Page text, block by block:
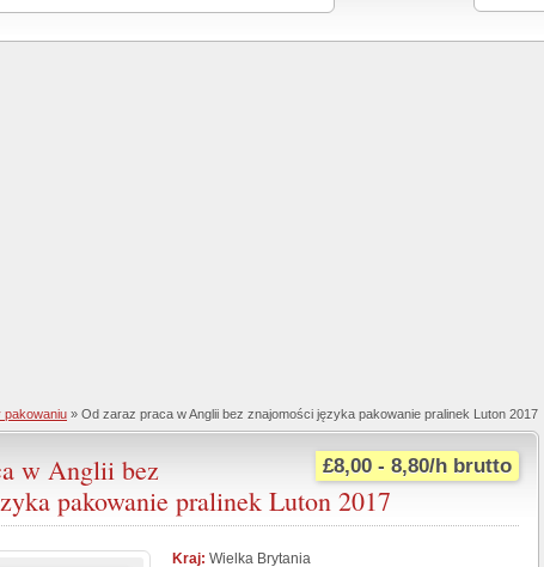
pakowaniu » Od zaraz praca w Anglii bez znajomości języka pakowanie pralinek Luton 2017
£8,00 - 8,80/h brutto
w Anglii bez
pakowanie pralinek Luton 2017
Kraj: Wielka Brytania